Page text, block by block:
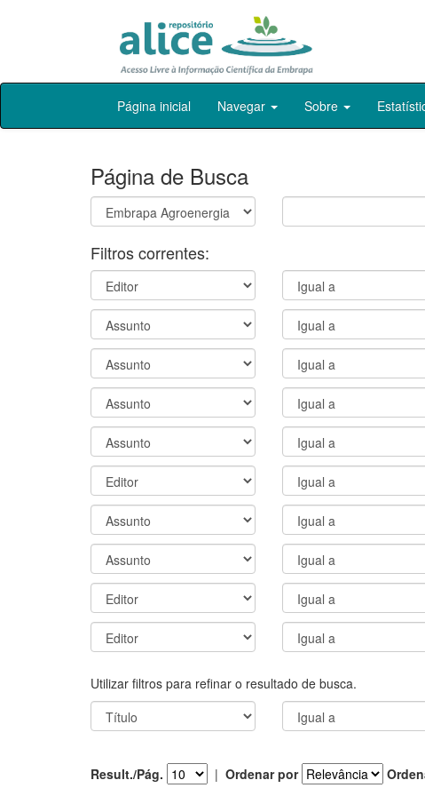
Skip
Página inicial Navegar Sobre
Página de Busca
Filtros correntes:
Utilizar filtros para refinar o resultado de busca.
Result./Pág. | Ordenar por